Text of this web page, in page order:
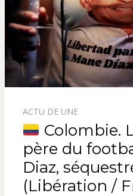
ACTU DE UNE
Colombie.
père du
Diaz,
(Libération /